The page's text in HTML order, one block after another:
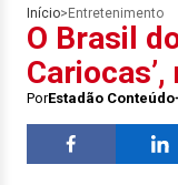
Início> Entretenimento
O Brasil
PorEstadão Conteúdo